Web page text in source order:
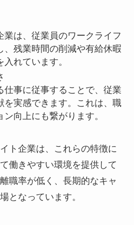
業は、従業員のワークライフ
、残業時間の削減や有給休暇
れています。
仕事に従事することで、従業
を実感できます。これは、職
向上にも繋がります。
ト企業は、これらの特徴に
働きやすい環境を提供して
職率が低く、長期的なキャ
となっています。